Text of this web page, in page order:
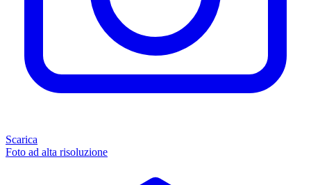
Scarica
Foto ad alta risoluzione